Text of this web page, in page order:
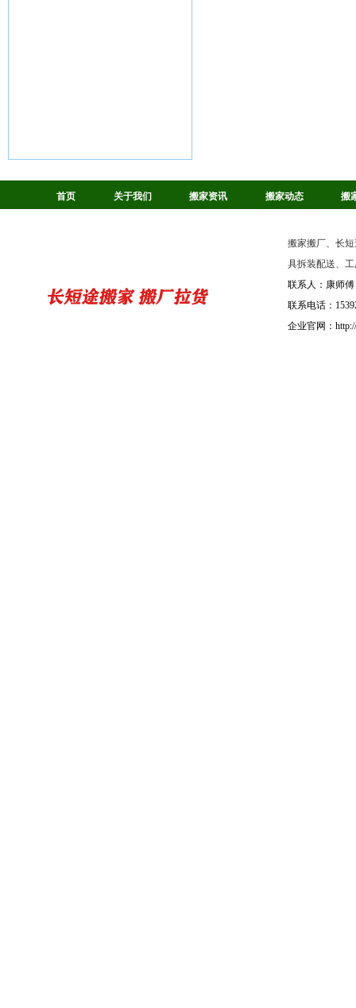
首页 关于我们 搬家资讯 搬家动态 搬
搬家搬厂、长
具拆装配送、
联系人：康师傅
联系电话：
企业官网：